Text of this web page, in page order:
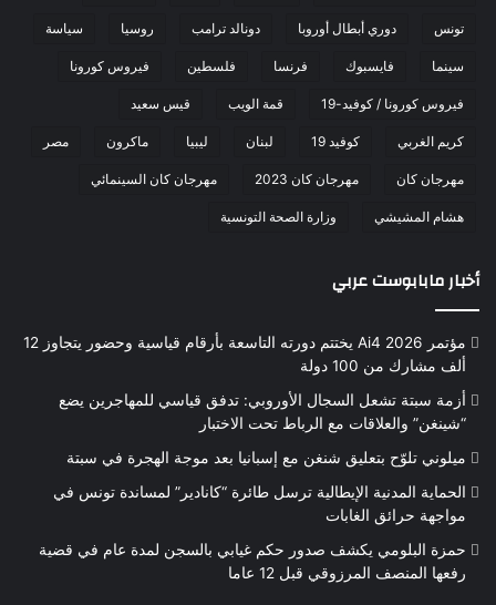
تونس دوري أبطال أوروبا دونالد ترامب روسيا سياسة
سينما فايسبوك فرنسا فلسطين فيروس كورونا
فيروس كورونا / كوفيد-19 قمة الويب قيس سعيد
كريم الغربي كوفيد 19 لبنان ليبيا ماكرون مصر
مهرجان كان مهرجان كان 2023 مهرجان كان السينمائي
هشام المشيشي وزارة الصحة التونسية
أخبار مابابوست عربي
مؤتمر Ai4 2026 يختتم دورته التاسعة بأرقام قياسية وحضور يتجاوز 12
ألف مشارك من 100 دولة
أزمة سبتة تشعل السجال الأوروبي: تدفق قياسي للمهاجرين يضع
“شينغن” والعلاقات مع الرباط تحت الاختبار
ميلوني تلوّح بتعليق شنغن مع إسبانيا بعد موجة الهجرة في سبتة
الحماية المدنية الإيطالية ترسل طائرة “كانادير” لمساندة تونس في
مواجهة حرائق الغابات
حمزة البلومي يكشف صدور حكم غيابي بالسجن لمدة عام في قضية
رفعها المنصف المرزوقي قبل 12 عاما